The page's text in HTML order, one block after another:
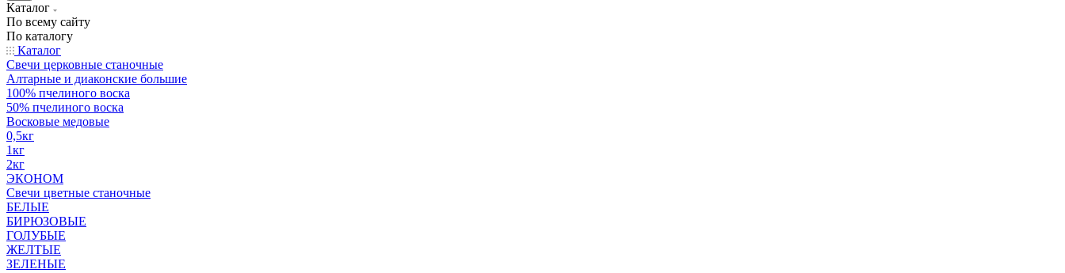
Каталог
По всему сайту
По каталогу
Каталог
Свечи церковные станочные
Алтарные и диаконские большие
100% пчелиного воска
50% пчелиного воска
Восковые медовые
0,5кг
1кг
2кг
ЭКОНОМ
Свечи цветные станочные
БЕЛЫЕ
БИРЮЗОВЫЕ
ГОЛУБЫЕ
ЖЕЛТЫЕ
ЗЕЛЕНЫЕ